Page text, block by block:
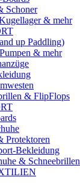
Schoner
& mehr
up Paddling)
& mehr
& FlipFlops
Protektoren
Bekleidung
& Schneebrillen